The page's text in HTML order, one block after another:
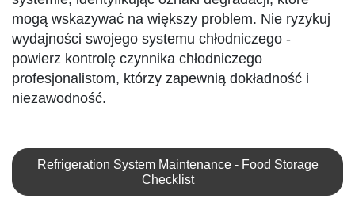
mogą wskazywać na większy problem. Nie ryzykuj
wydajności swojego systemu chłodniczego -
powierz kontrolę czynnika chłodniczego
profesjonalistom, którzy zapewnią dokładność i
niezawodność.
Refrigeration System Maintenance - Food Storage
Checklist